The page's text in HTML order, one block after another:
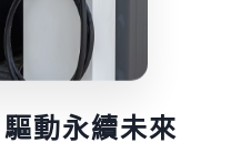
動永續未來